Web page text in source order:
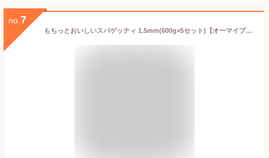
no. 7
もちっとおいしいスパゲッティ 1.5mm(600g×5セット)【オーマイプレミアム】